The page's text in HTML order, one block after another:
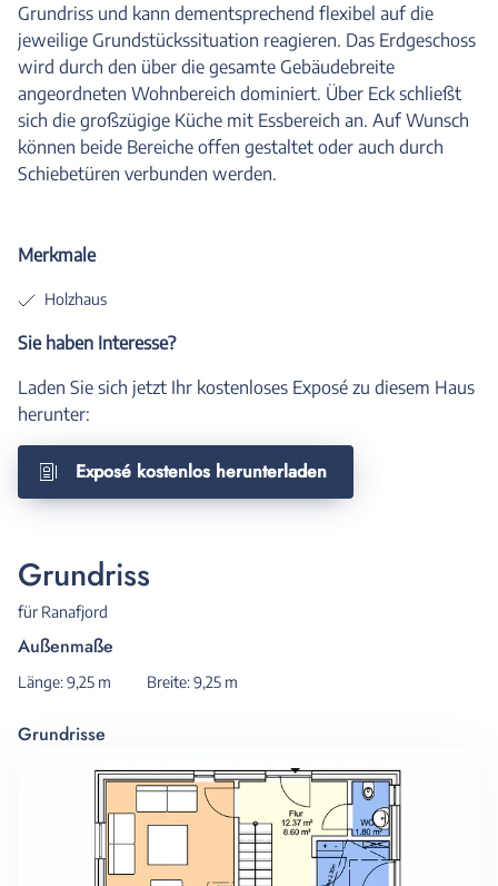
Grundriss und kann dementsprechend flexibel auf die
jeweilige Grundstückssituation reagieren. Das Erdgeschoss
wird durch den über die gesamte Gebäudebreite
angeordneten Wohnbereich dominiert. Über Eck schließt
sich die großzügige Küche mit Essbereich an. Auf Wunsch
können beide Bereiche offen gestaltet oder auch durch
Schiebetüren verbunden werden.
Merkmale
Holzhaus
Sie haben Interesse?
Laden Sie sich jetzt Ihr kostenloses Exposé zu diesem Haus
herunter:
Exposé kostenlos herunterladen
Grundriss
für Ranafjord
Außenmaße
Länge: 9,25 m Breite: 9,25 m
Grundrisse